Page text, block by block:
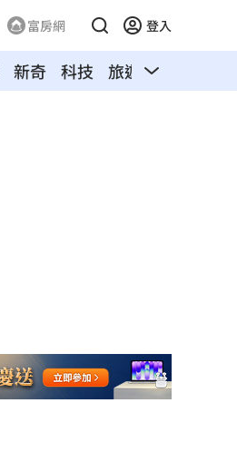
富房網 登入
新奇 科技 旅遊 汽車